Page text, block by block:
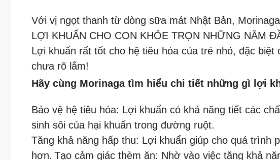
Với vị ngọt thanh từ dòng sữa mát Nhật Bản,
LỢI KHUẨN CHO CON KHỎE TRỌN NHỮNG NĂM
Lợi khuẩn rất tốt cho hệ tiêu hóa của trẻ nhỏ, đặc
chưa rõ lắm!
Hãy cùng Morinaga tìm hiểu chi tiết những gì lợi
Bảo vệ hệ tiêu hóa: Lợi khuẩn có khả năng tiết các
sinh sôi của hại khuẩn trong đường ruột.
Tăng khả năng hấp thu: Lợi khuẩn giúp cho quá trình
hơn. Tạo cảm giác thèm ăn: Nhờ vào việc tăng khả